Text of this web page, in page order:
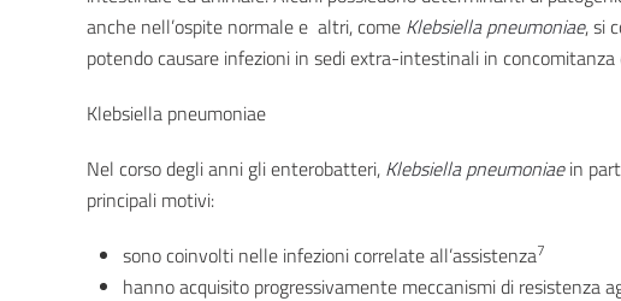
anche nell’ospite normale e altri, come Klebsiella pneumoniae, si
potendo causare infezioni in sedi extra-intestinali in concomitanza
Klebsiella pneumoniae
Nel corso degli anni gli enterobatteri, Klebsiella pneumoniaein
principali motivi:
sono coinvolti nelle infezioni correlate all’assistenza7
hanno acquisito progressivamente meccanismi di resistenza